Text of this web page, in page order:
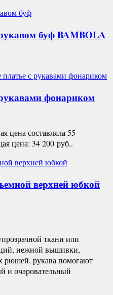
буфBAMBOLA
фонариком
цена составляла 55
цена: 34 200 руб..
верхней юбкой
ткани или
нежной вышивки,
рюшей, рукава помогают
и очаровательный